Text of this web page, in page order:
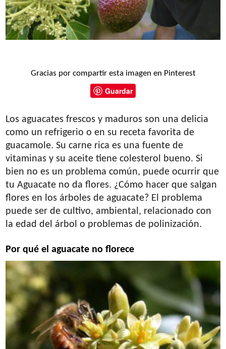
Gracias por compartir esta imagen en Pinterest
Guardar
Los aguacates frescos y maduros son una delicia
como un refrigerio o en su receta favorita de
guacamole. Su carne rica es una fuente de
vitaminas y su aceite tiene colesterol bueno. Si
bien no es un problema común, puede ocurrir que
tu Aguacate no da flores. ¿Cómo hacer que salgan
flores en los árboles de aguacate? El problema
puede ser de cultivo, ambiental, relacionado con
la edad del árbol o problemas de polinización.
Por qué el aguacate no florece